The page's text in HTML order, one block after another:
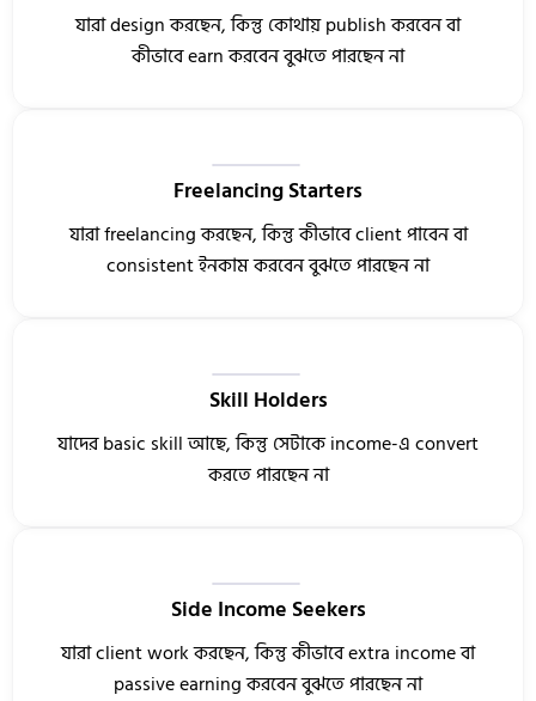
যারা design করছেন, কিন্তু কোথায় publish করবেন বা
কীভাবে earn করবেন বুঝতে পারছেন না
Freelancing Starters
যারা freelancing করছেন, কিন্তু কীভাবে client পাবেন বা
consistent ইনকাম করবেন বুঝতে পারছেন না
Skill Holders
যাদের basic skill আছে, কিন্তু সেটাকে income-এ convert
করতে পারছেন না
Side Income Seekers
যারা client work করছেন, কিন্তু কীভাবে extra income বা
passive earning করবেন বুঝতে পারছেন না